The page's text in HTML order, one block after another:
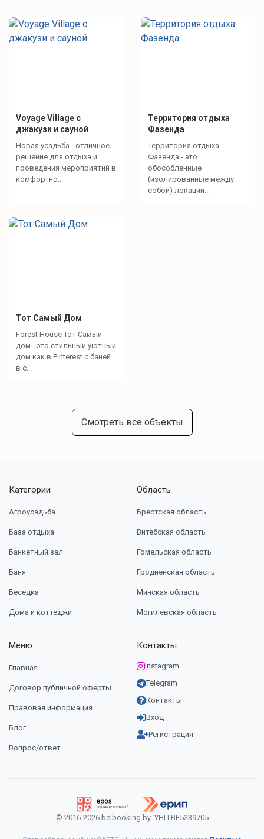
Voyage Village с
джакузи и сауной
Новая усадьба - отличное
решение для отдыха и
проведения мероприятий в
комфортно...
Территория отдыха
Фазенда
Территория отдыха
Фазенда - это
обособленные
(изолированные между
собой) локации...
Тот Самый Дом
Forest House Тот Самый
дом - это стильный уютный
дом как в Pinterest с баней
в с...
Смотреть все объекты
Категории
Агроусадьба
База отдыха
Банкетный зал
Баня
Беседка
Дома и коттеджи
Область
Брестская область
Витебская область
Гомельская область
Гродненская область
Минская область
Могилевская область
Меню
Главная
Договор публичной оферты
Правовая информация
Блог
Вопрос/ответ
Контакты
Instagram
Telegram
Контакты
Вход
Регистрация
© 2016-2026 belbooking.by. УНП ВЕ5239705